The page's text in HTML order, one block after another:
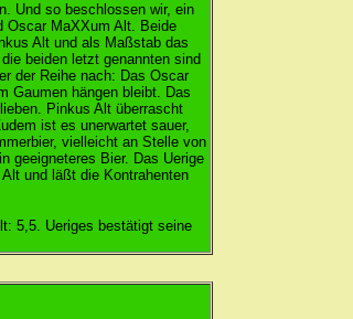
Und so beschlossen wir, ein
Oscar MaXXum Alt. Beide
Alt und als Maßstab das
beiden letzt genannten sind
der Reihe nach: Das Oscar
Gaumen hängen bleibt. Das
Pinkus Alt überrascht
ist es unerwartet sauer,
vielleicht an Stelle von
geeigneteres Bier. Das Uerige
und läßt die Kontrahenten
5,5. Ueriges bestätigt seine